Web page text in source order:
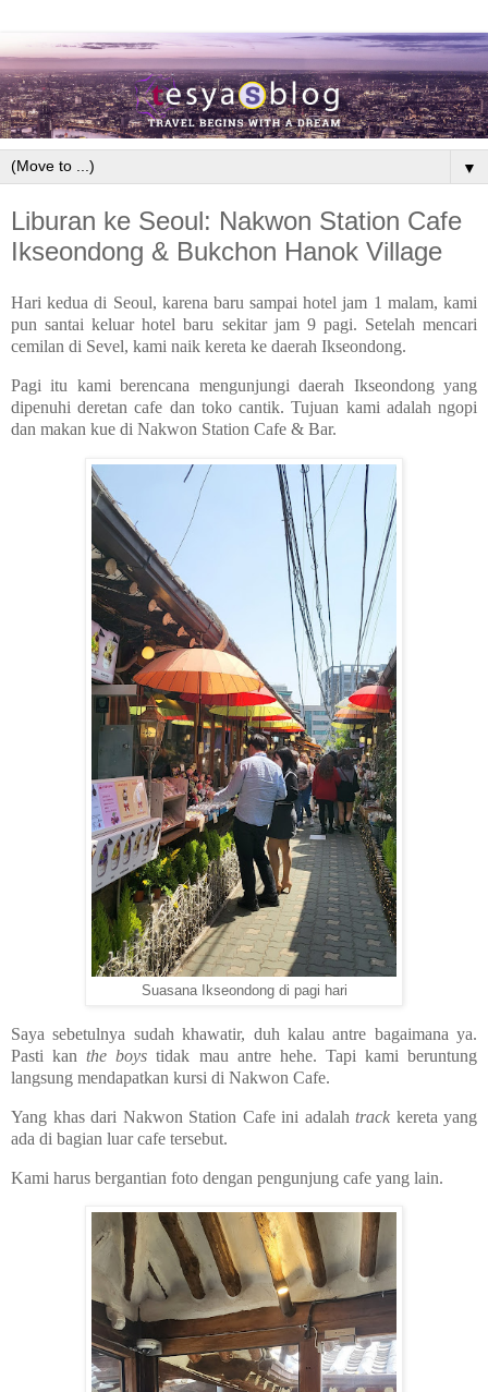
▼
Liburan ke Seoul: Nakwon Station Cafe
Ikseondong & Bukchon Hanok Village
Hari kedua di Seoul, karena baru sampai hotel jam 1 malam, kami
pun santai keluar hotel baru sekitar jam 9 pagi. Setelah mencari
cemilan di Sevel, kami naik kereta ke daerah Ikseondong.
Pagi itu kami berencana mengunjungi daerah Ikseondong yang
dipenuhi deretan cafe dan toko cantik. Tujuan kami adalah ngopi
dan makan kue di Nakwon Station Cafe & Bar.
Suasana Ikseondong di pagi hari
Saya sebetulnya sudah khawatir, duh kalau antre bagaimana ya.
Pasti kanthe boys tidak mau antre hehe. Tapi kami beruntung
langsung mendapatkan kursi di Nakwon Cafe.
Yang khas dari Nakwon Station Cafe ini adalah track kereta yang
ada di bagian luar cafe tersebut.
Kami harus bergantian foto dengan pengunjung cafe yang lain.